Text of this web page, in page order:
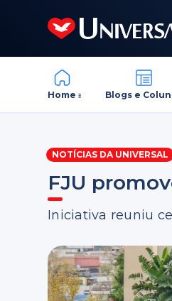
Home Blogs e
NOTÍCIAS DA UNIVERSAL
FJU
Iniciativa reuniu